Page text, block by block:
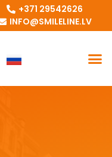
+371 29542626
INFO@SMILELINE.LV